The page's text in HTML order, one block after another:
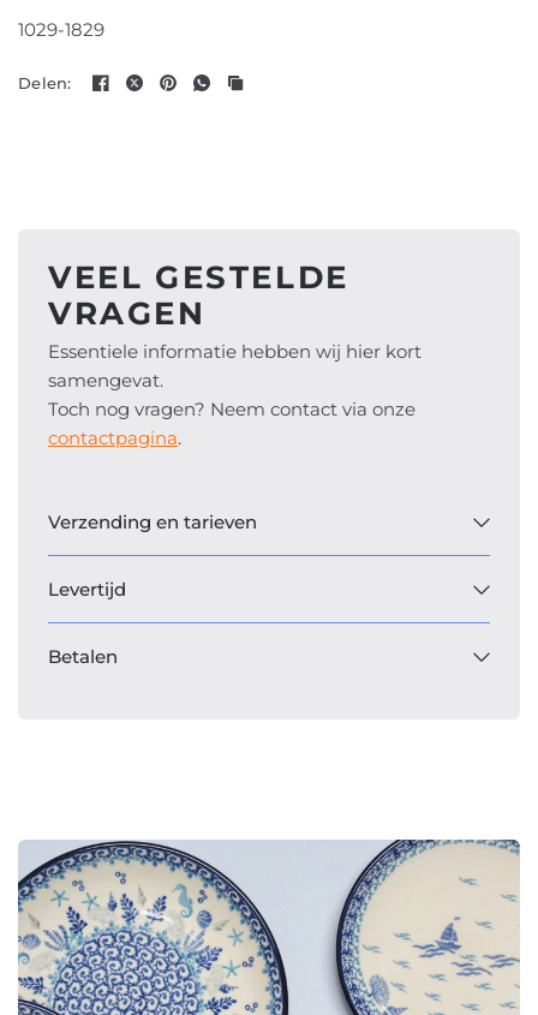
1029-1829
Delen:
VEEL GESTELDE
VRAGEN
Essentiele informatie hebben wij hier kort
samengevat.
Toch nog vragen? Neem contact via onze
contactpagina.
Verzending en tarieven
Levertijd
Betalen